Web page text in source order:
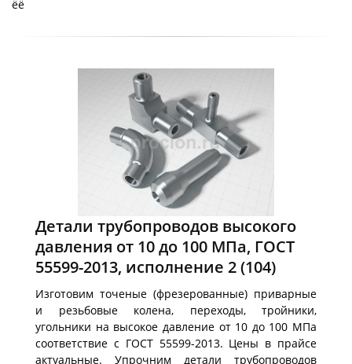
ёё
Детали трубопроводов высокого
давления от 10 до 100 МПа, ГОСТ
55599-2013, исполнение 2(104)
Изготовим точеные (фрезерованные) приварные
и резьбовые колена, переходы, тройники,
угольники на высокое давление от 10 до 100 МПа
соответствие с ГОСТ 55599-2013. Цены в прайсе
актуальные. Упрочним детали трубопроводов